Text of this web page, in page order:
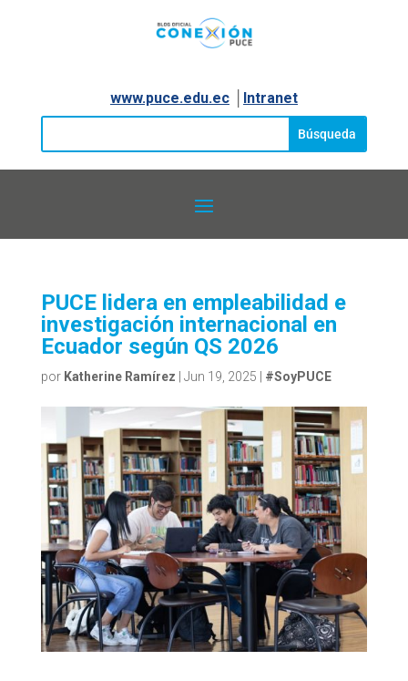
www.puce.edu.ec│ Intranet
PUCE lidera en empleabilidad e
investigación internacional en
Ecuador según QS 2026
por Katherine Ramírez Jun 19, 2025 #SoyPUCE